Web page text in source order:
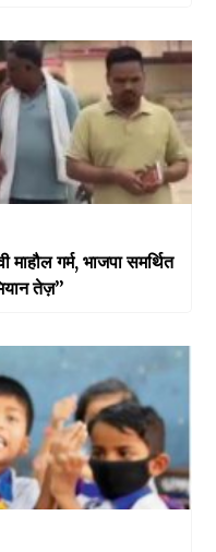
गर्म, भाजपा समर्थित
तेज़”